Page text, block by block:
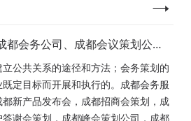
都会务公司、成都会议策划公
划、成都新产品发布会策划、成
都招商会策划、成都订货会策
成都客户答谢会策划、成都高峰
会策划、成都会议活动策划
公共关系的途径和方法；会务策划的
定目标而开展和执行的。成都会务服
新产品发布会，成都招商会策划，成
谢会策划，成都峰会策划公司，成都